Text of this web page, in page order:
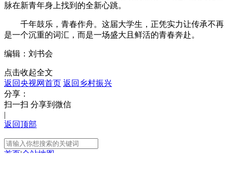
脉在新青年身上找到的全新心跳。
千年鼓乐，青春作舟。这届大学生，正凭实力让传承不再
是一个沉重的词汇，而是一场盛大且鲜活的青春奔赴。
编辑：刘书会
点击收起全文
返回央视网首页 返回乡村振兴
分享：
扫一扫 分享到微信
返回顶部
首页 |全站地图